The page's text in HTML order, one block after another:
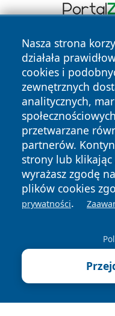
Nasza strona
działała
cookies i
zewnętrznych
analitycznych,
przetwarzane
partnerów.
strony lub klikając
wyrażasz zgodę
plików cookies
prywatności.
Copyright © 2026
zastrzeżone.
News Autorzy